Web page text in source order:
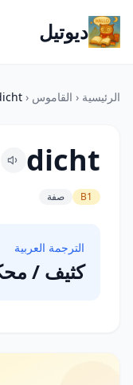
ديوتيل
الرئيسية ‹ القاموس ‹
dicht
B1 صفة
الترجمة العربية
كثيف /